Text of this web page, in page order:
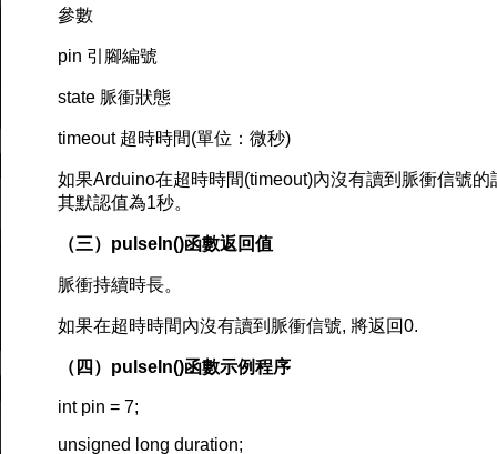
參數
pin 引腳編號
state 脈衝狀態
timeout 超時時間(單位：微秒)
如果Arduino在超時時間(timeout)內沒有讀到脈衝信號
其默認值為1秒。
（三）pulseIn()函數返回值
脈衝持續時長。
如果在超時時間內沒有讀到脈衝信號, 將返回0.
（四）pulseIn()函數示例程序
int pin = 7;
unsigned long duration;